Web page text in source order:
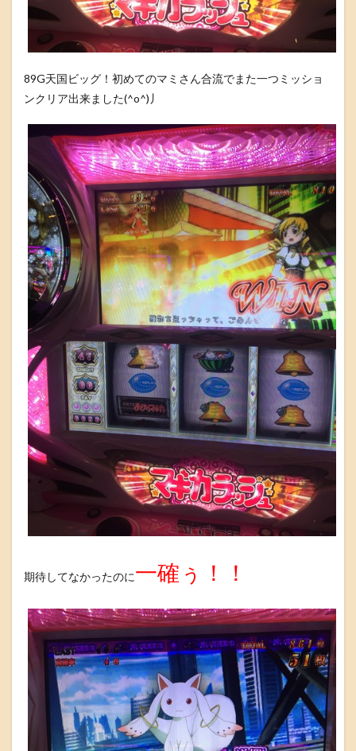
89G天国ビッグ！初めてのマミさん合流でまた一つミッショ
ンクリア出来ました(^o^)丿
期待してなかったのに一確ぅ！！